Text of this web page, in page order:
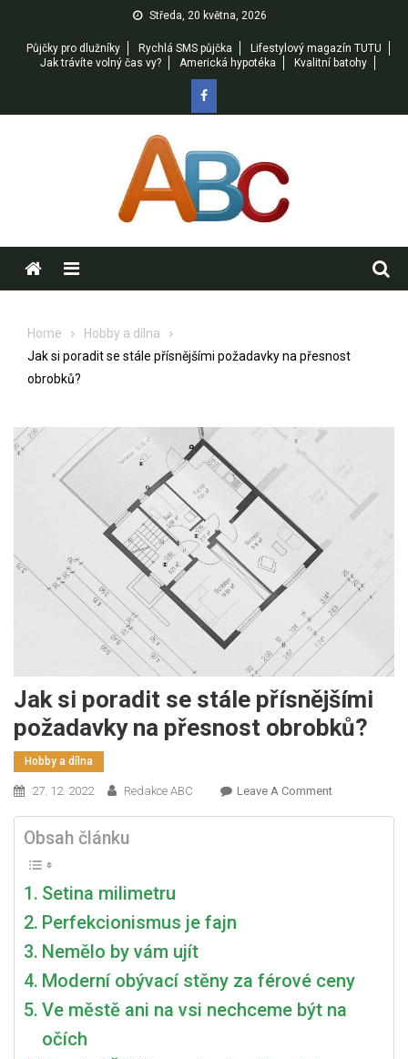
content
Středa, 20 května, 2026
Půjčky pro dlužníky Rychlá SMS půjčka
Lifestylový magazín TUTU
Jak trávíte volný čas vy?
Americká hypotéka Kvalitní batohy
Menu
Home
Hobby a dílna
Jak si poradit se stále přísnějšími požadavky na přesnost
obrobků?
Jak si poradit se stále přísnějšími
požadavky na přesnost obrobků?
Hobby a dílna
27. 12. 2022 Redakce ABC Leave A CommentOn
Přesnost
Obsah článku
Setina milimetru
Perfekcionismus je fajn
Nemělo by vám ujít
Moderní obývací stěny za férové ​​ceny
Ve městě ani na vsi nechceme být na
očích